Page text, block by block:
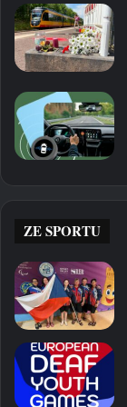
ZE SPORTU